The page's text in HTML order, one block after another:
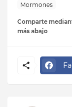
Mormones
Comparte
más abajo